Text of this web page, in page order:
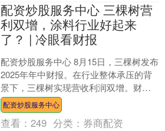
配资炒股服务中心 三棵树营
利双增，涂料行业好起来
了？ | 冷眼看财报
配资炒股服务中心 8月15日，三棵树发布
2025年年中财报。在行业整体承压的背
景下，三棵树实现营收利润双增。财报
数据显示，报告期内公司实现营收58.16
亿元，同....
配资炒股服务中心
查看：249 分类： 券商配资